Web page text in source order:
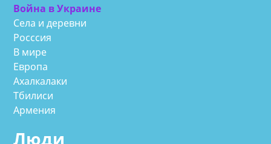
Война в Украине
Села и деревни
Росссия
В мире
Европа
Ахалкалаки
Тбилиси
Армения
Люди